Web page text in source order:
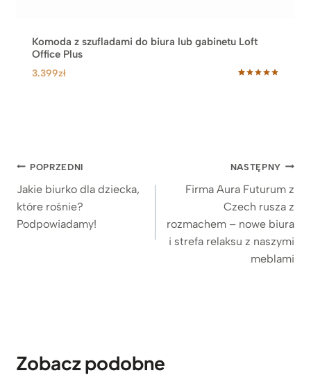
Komoda z szufladami do biura lub gabinetu Loft
Office Plus
3.399zł
Nawigacja
wpisu
POPRZEDNI
Jakie biurko dla dziecka,
które rośnie?
Podpowiadamy!
NASTĘPNY
Firma Aura Futurum z
Czech rusza z
rozmachem – nowe biura
i strefa relaksu z naszymi
meblami
Zobacz podobne